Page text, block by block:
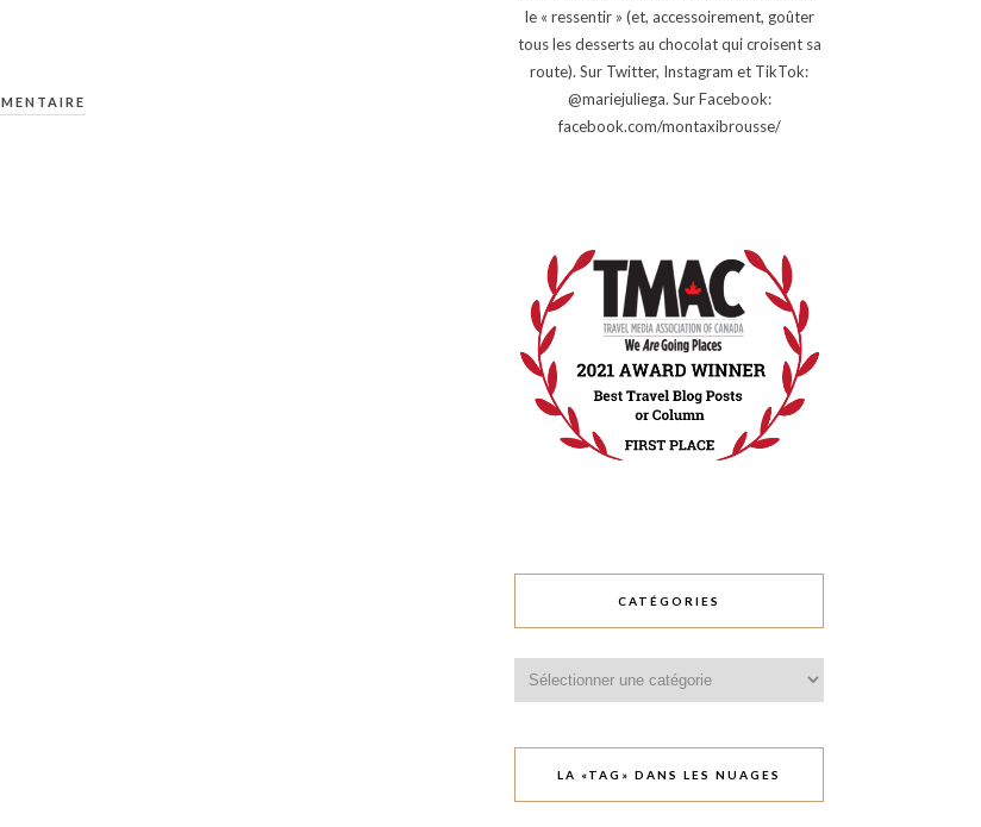
le « ressentir » (et, accessoirement, goûter
tous les desserts au chocolat qui croisent sa
route). Sur Twitter, Instagram et TikTok:
@mariejuliega. Sur Facebook:
facebook.com/montaxibrousse/
CATÉGORIES
LA «TAG» DANS LES NUAGES